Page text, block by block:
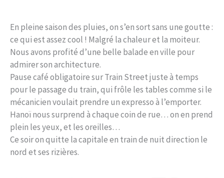
En pleine saison des pluies, on s’en sort sans une goutte :
ce qui est assez cool ! Malgré la chaleur et la moiteur.
Nous avons profité d’une belle balade en ville pour
admirer son architecture.
Pause café obligatoire sur Train Street juste à temps
pour le passage du train, qui frôle les tables comme si le
mécanicien voulait prendre un expresso à l’emporter.
Hanoï nous surprend à chaque coin de rue… on en prend
plein les yeux, et les oreilles…
Ce soir on quitte la capitale en train de nuit direction le
nord et ses rizières.